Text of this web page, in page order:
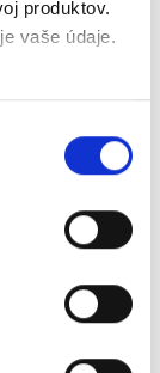
produktov.
vaše údaje.
(odtlačky
. Súhlas